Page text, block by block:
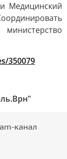
Медицинский
350079
канал